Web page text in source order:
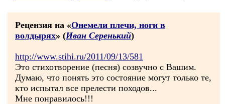
Рецензия на «Онемели плечи, ноги в
волдырях» (Иван Серенький)
http://www.stihi.ru/2011/09/13/581
Это стихотворение (песня) созвучно с Вашим.
Думаю, что понять это состояние могут только те,
кто испытал все прелести походов...
Мне понравилось!!!